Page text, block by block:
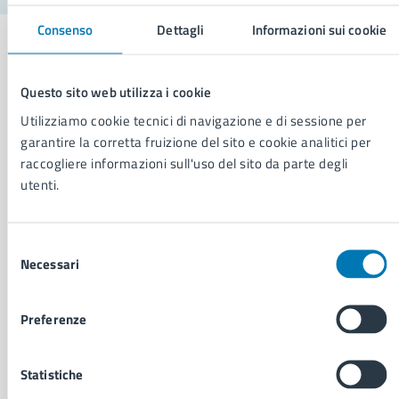
Consenso Dettagli Informazioni sui cookie
Questo sito web utilizza i cookie
Utilizziamo cookie tecnici di navigazione e di sessione per
garantire la corretta fruizione del sito e cookie analitici per
raccogliere informazioni sull'uso del sito da parte degli
utenti.
delNecessari
Preferenze
Statistiche
Comune di Napoli
AMMINISTRAZIONE
Aree amministrative
Uffici
Personale amministrativo
Intranet, posta aziendale e protocollo